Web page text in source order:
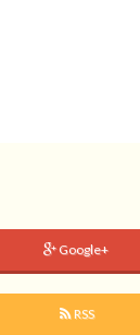
Google+
RSS